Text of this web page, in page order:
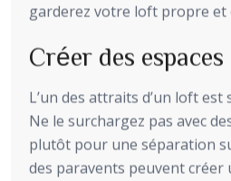
garderez votre loft propre et
Créer des
L’un des attraits d’un loft est
Ne le surchargez pas avec
plutôt pour une séparation
des paravents peuvent créer